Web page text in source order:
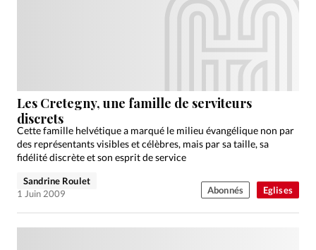
Devise:
CHF
RUBRIQUES
Tous les articles
Actualité chrétienne
Actualité internationale
Dossier
Génération réveil
Monde
Eglises
Les Cretegny, une famille de serviteurs
discrets
Cette famille helvétique a marqué le milieu évangélique non par
des représentants visibles et célèbres, mais par sa taille, sa
fidélité discrète et son esprit de service
Sandrine Roulet
1 Juin 2009
Abonnés